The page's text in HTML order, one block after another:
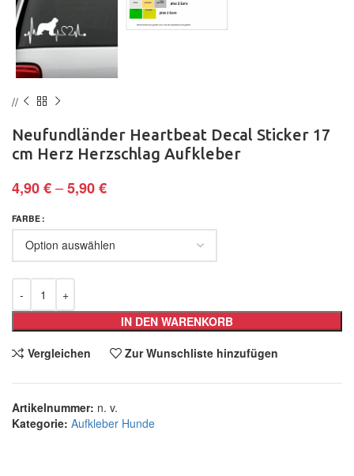
Neufundländer Heartbeat Decal Sticker 17
cm Herz Herzschlag Aufkleber
4,90€–5,90€
FARBE
IN DEN WARENKORB
Vergleichen Zur Wunschliste hinzufügen
Artikelnummer: n. v.
Kategorie: Aufkleber Hunde